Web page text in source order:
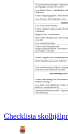
Checklista